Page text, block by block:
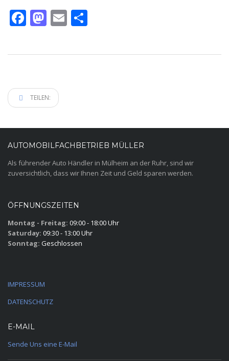
Facebook
Mastodon
Email
TEILEN:
AUTOMOBILFACHBETRIEB MÜLLER
Als führender Auto Händler in Mülheim an der Ruhr, sind wir
zuversichtlich, dass wir Ihnen Zeit und Geld sparen werden.
ÖFFNUNGSZEITEN
Montag - Freitag: 09:00 - 18:00 Uhr
Saturday: 09:30 - 13:00 Uhr
Sonntag: Geschlossen
IMPRESSUM
DATENSCHUTZ
E-MAIL
Sende Uns eine E-Mail